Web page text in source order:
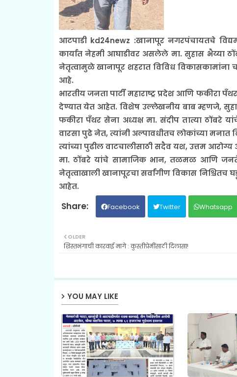
आटपाडी kd24newz :खानापूर नगरपंचायतचे
कार्यात नेहमी आघाडीवर असलेले मा. सुहास भैय्या
नेतृत्वामुळे खानापूर शहरात विविध
आहे.
भारतीय जनता पार्टी महाराष्ट्र प्रदेश आणि फकीरा
देण्यात येत आहेत. विशेष उल्लेखनीय बाब म्हणजे, सुहास
फकीरा पॅंथर सेना अध्यक्ष मा. संदीप तात्या
वारसा पुढे नेत, त्यांनी अल्पावधीतच लोकांच्या
त्यांच्या पुढील वाटचालीसाठी सदैव यश, उत्तम आरोग्य
मा. ठोंबरे यांचे सामाजिक भान, तळमळ आणि
नेतृत्वाखाली खानापूरचा सर्वांगीण विकास
आहेत.
Facebook Twitter Whatsapp
OLDER
शिस्तभंगाची कारवाई मागे : कुस्तीप्रेमींसाठी दिलासा!
YOU MAY LIKE